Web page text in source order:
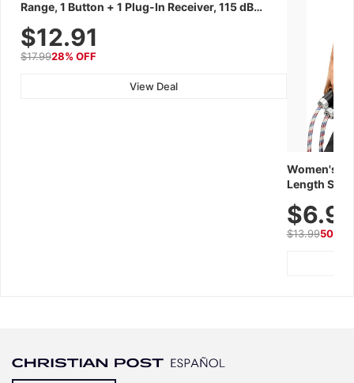
Range, 1 Button + 1 Plug-In Receiver, 115 dB
Year Battery
$12.91
$17.9928% OFF
View Deal
Women's
Length
Summer
$13.9950%